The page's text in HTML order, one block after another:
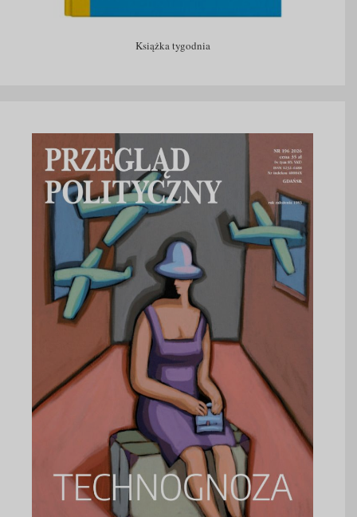
Książka tygodnia